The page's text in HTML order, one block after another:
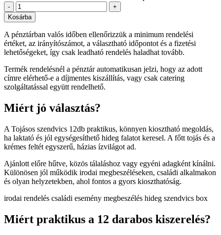
-
+
Kosárba
A pénztárban valós időben ellenőrizzük a minimum rendelési
értéket, az irányítószámot, a választható időpontot és a fizetési
lehetőségeket, így csak leadható rendelés haladhat tovább.
Termék rendelésnél a pénztár automatikusan jelzi, hogy az adott
címre elérhető-e a díjmentes kiszállítás, vagy csak catering
szolgáltatással együtt rendelhető.
Miért jó választás?
A Tojásos szendvics 12db praktikus, könnyen kiosztható megoldás,
ha laktató és jól egységesíthető hideg falatot keresel. A főtt tojás és a
krémes feltét egyszerű, házias ízvilágot ad.
Ajánlott előre hűtve, közös tálaláshoz vagy egyéni adagként kínálni.
Különösen jól működik irodai megbeszéléseken, családi alkalmakon
és olyan helyzetekben, ahol fontos a gyors kioszthatóság.
irodai rendelés családi esemény megbeszélés hideg szendvics box
Miért praktikus a 12 darabos kiszerelés?